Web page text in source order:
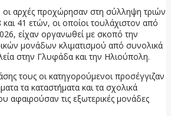
αρχές προχώρησαν στη σύλληψη τριών
41 ετών, οι οποίοι τουλάχιστον από
είχαν οργανωθεί με σκοπό την
μονάδων κλιματισμού από συνολικά
στην Γλυφάδα και την Ηλιούπολη.
τους οι κατηγορούμενοι προσέγγιζαν
τα καταστήματα και τα σχολικά
αφαιρούσαν τις εξωτερικές μονάδες